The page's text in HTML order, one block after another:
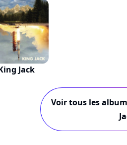
Jack
Voir tous les